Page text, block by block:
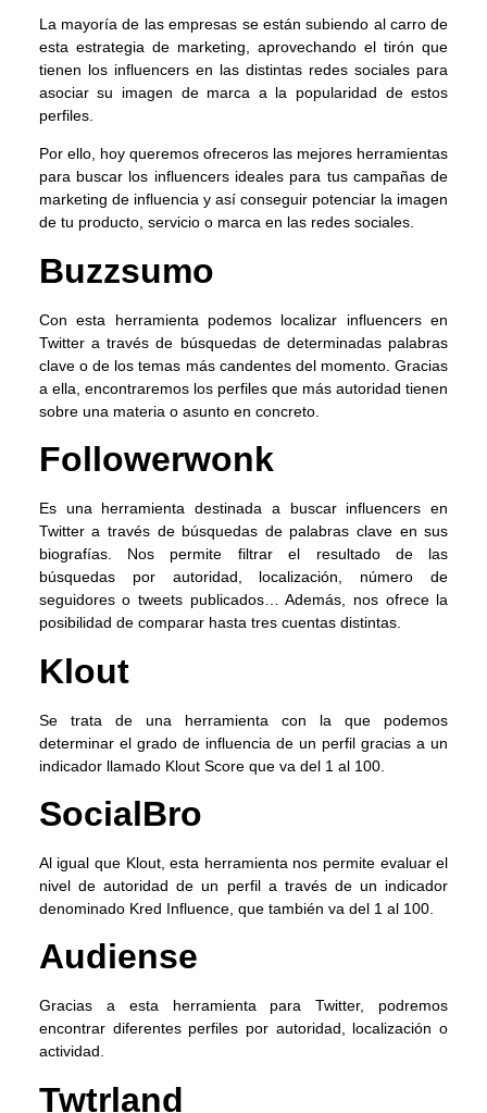
La mayoría de las empresas se están subiendo al carro de
esta estrategia de marketing, aprovechando el tirón que
tienen los influencers en las distintas redes sociales para
asociar su imagen de marca a la popularidad de estos
perfiles.
Por ello, hoy queremos ofreceros las mejores herramientas
para buscar los influencers ideales para tus campañas de
marketing de influencia y así conseguir potenciar la imagen
de tu producto, servicio o marca en las redes sociales.
Buzzsumo
Con esta herramienta podemos localizar influencers en
Twitter a través de búsquedas de determinadas palabras
clave o de los temas más candentes del momento. Gracias
a ella, encontraremos los perfiles que más autoridad tienen
sobre una materia o asunto en concreto.
Followerwonk
Es una herramienta destinada a buscar influencers en
Twitter a través de búsquedas de palabras clave en sus
biografías. Nos permite filtrar el resultado de las
búsquedas por autoridad, localización, número de
seguidores o tweets publicados… Además, nos ofrece la
posibilidad de comparar hasta tres cuentas distintas.
Klout
Se trata de una herramienta con la que podemos
determinar el grado de influencia de un perfil gracias a un
indicador llamado Klout Score que va del 1 al 100.
SocialBro
Al igual que Klout, esta herramienta nos permite evaluar el
nivel de autoridad de un perfil a través de un indicador
denominado Kred Influence, que también va del 1 al 100.
Audiense
Gracias a esta herramienta para Twitter, podremos
encontrar diferentes perfiles por autoridad, localización o
actividad.
Twtrland